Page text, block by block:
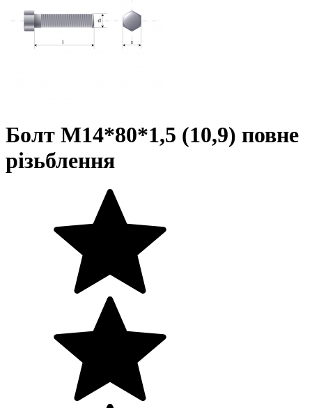
Болт М14*80*1,5 (10,9) повне
різьблення